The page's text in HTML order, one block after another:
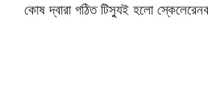
কোষ দ্বারা গঠিত টিস্যুই হলো